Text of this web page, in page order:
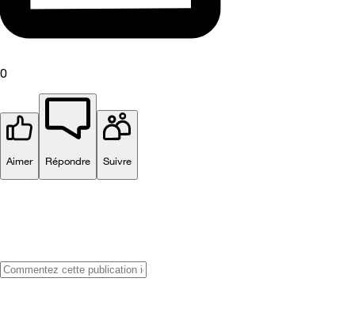
0
Aimer Répondre Suivre